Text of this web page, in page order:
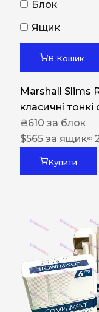
Блок
Ящик
В Кошик
Marshall Slims
класичні
₴610 за блок
$565 за ящик≈
Купити